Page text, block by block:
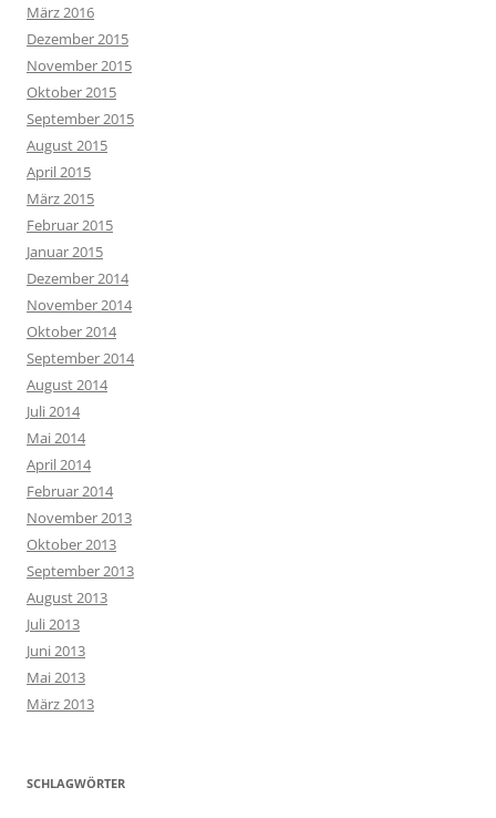
März 2016
Dezember 2015
November 2015
Oktober 2015
September 2015
August 2015
April 2015
März 2015
Februar 2015
Januar 2015
Dezember 2014
November 2014
Oktober 2014
September 2014
August 2014
Juli 2014
Mai 2014
April 2014
Februar 2014
November 2013
Oktober 2013
September 2013
August 2013
Juli 2013
Juni 2013
Mai 2013
März 2013
SCHLAGWÖRTER